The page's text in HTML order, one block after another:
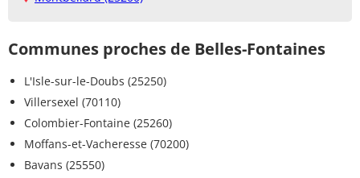
Communes proches de Belles-Fontaines
L'Isle-sur-le-Doubs (25250)
Villersexel (70110)
Colombier-Fontaine (25260)
Moffans-et-Vacheresse (70200)
Bavans (25550)